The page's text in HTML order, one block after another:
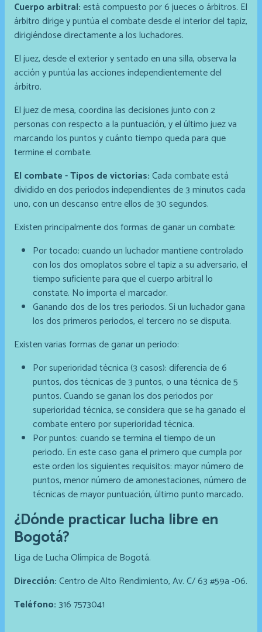
Cuerpo arbitral:está compuesto por 6 jueces o árbitros. El
árbitro dirige y puntúa el combate desde el interior del tapiz,
dirigiéndose directamente a los luchadores.
El juez, desde el exterior y sentado en una silla, observa la
acción y puntúa las acciones independientemente del
árbitro.
El juez de mesa, coordina las decisiones junto con 2
personas con respecto a la puntuación, y el último juez va
marcando los puntos y cuánto tiempo queda para que
termine el combate.
El combate - Tipos de victorias:Cada combate está
dividido en dos periodos independientes de 3 minutos cada
uno, con un descanso entre ellos de 30 segundos.
Existen principalmente dos formas de ganar un combate:
Por tocado: cuando un luchador mantiene controlado
con los dos omoplatos sobre el tapiz a su adversario, el
tiempo suficiente para que el cuerpo arbitral lo
constate. No importa el marcador.
Ganando dos de los tres periodos. Si un luchador gana
los dos primeros periodos, el tercero no se disputa.
Existen varias formas de ganar un periodo:
Por superioridad técnica (3 casos): diferencia de 6
puntos, dos técnicas de 3 puntos, o una técnica de 5
puntos. Cuando se ganan los dos periodos por
superioridad técnica, se considera que se ha ganado el
combate entero por superioridad técnica.
Por puntos: cuando se termina el tiempo de un
periodo. En este caso gana el primero que cumpla por
este orden los siguientes requisitos: mayor número de
puntos, menor número de amonestaciones, número de
técnicas de mayor puntuación, último punto marcado.
¿Dónde practicar lucha libre en
Bogotá?
Liga de Lucha Olímpica de Bogotá.
Dirección:Centro de Alto Rendimiento, Av. C/ 63 #59a -06.
Teléfono:316 7573041